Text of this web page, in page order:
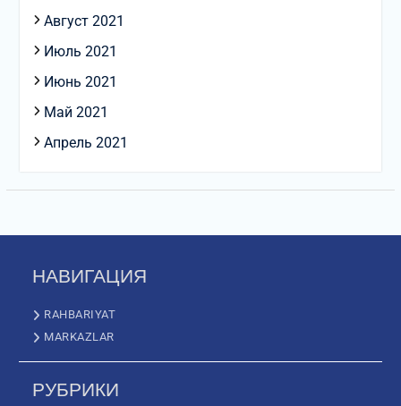
Август 2021
Июль 2021
Июнь 2021
Май 2021
Апрель 2021
НАВИГАЦИЯ
RAHBARIYAT
MARKAZLAR
РУБРИКИ